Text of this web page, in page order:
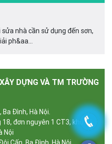
nhà cần sử dụng đến sơn,
ph&aa...
DỰNG VÀ TM TRƯỜNG
Đình, Hà Nội.
đơn nguyên 1 CT3, khu đô
Nội